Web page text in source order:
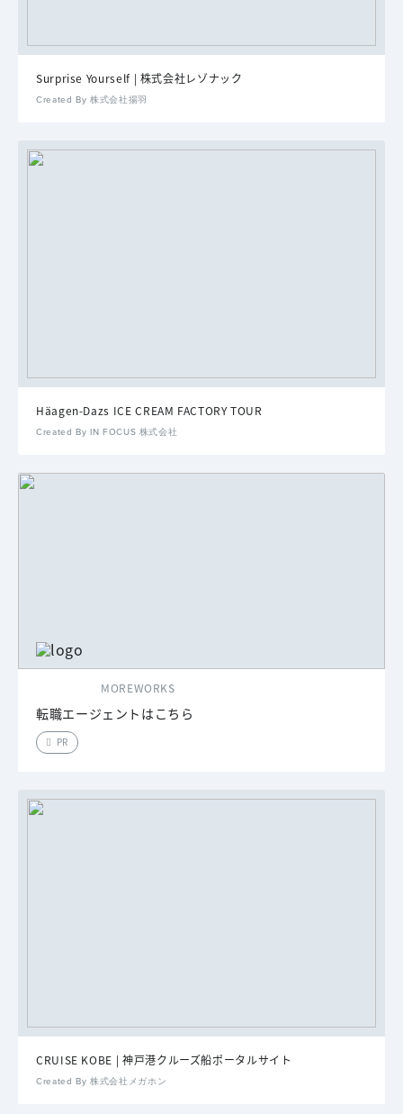
Surprise Yourself | 株式会社レゾナック
Created By 株式会社揚羽
Häagen-Dazs ICE CREAM FACTORY TOUR
Created By IN FOCUS 株式会社
MOREWORKS
転職エージェントはこちら
PR
CRUISE KOBE | 神戸港クルーズ船ポータルサイト
Created By 株式会社メガホン